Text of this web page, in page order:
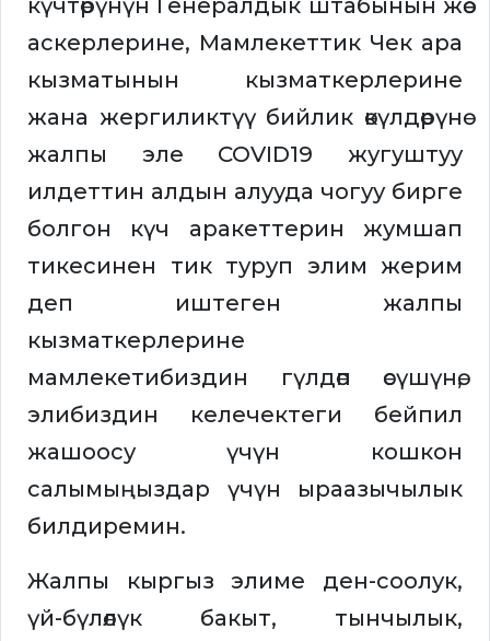
күчтөрүнүн Генералдык штабынын жөө
аскерлерине, Мамлекеттик Чек ара
кызматынын кызматкерлерине
жана жергиликтүү бийлик өкүлдөрүнө
жалпы эле COVID19 жугуштуу
илдеттин алдын алууда чогуу бирге
болгон күч аракеттерин жумшап
тикесинен тик туруп элим жерим
деп иштеген жалпы
кызматкерлерине
мамлекетибиздин гүлдөп өсүшүнө,
элибиздин келечектеги бейпил
жашоосу үчүн кошкон
салымыңыздар үчүн ыраазычылык
билдиремин.
Жалпы кыргыз элиме ден-соолук,
үй-бүлөлүк бакыт, тынчылык,